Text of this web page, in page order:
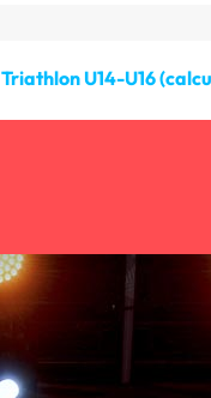
Triathlon U14-U16